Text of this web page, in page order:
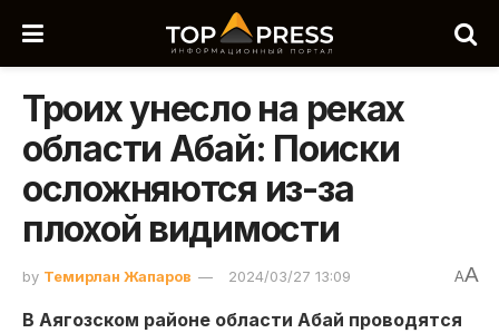
Троих унесло на реках
области Абай: Поиски
осложняются из-за
плохой видимости
by Темирлан Жапаров 2024/03/27 13:09 AA
В Аягозском районе области Абай проводятся